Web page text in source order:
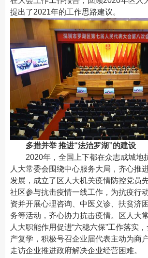
提出了2021年的工作思路建议。
多措并举 推进“法治罗湖”的建设
2020年，全国上下都在众志成城地
人大常委会围绕中心服务大局，齐心推
发展，成立了区人大机关疫情防控党员
社区参与抗击疫情一线工作，为抗疫行
资并开展心理咨询、中医义诊、扶贫济
务等活动，齐心协力抗击疫情。区人大
人大职能作用促进“六稳六保”工作落实
产复学，积极号召企业届代表主动为商
走访企业推进政府解决企业经营困难。